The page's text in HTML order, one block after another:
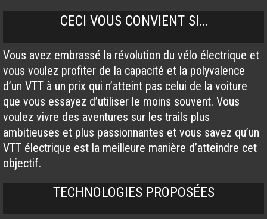
CECI VOUS CONVIENT SI…
Vous avez embrassé la révolution du vélo électrique et
vous voulez profiter de la capacité et la polyvalence
d’un VTT à un prix qui n’atteint pas celui de la voiture
que vous essayez d’utiliser le moins souvent. Vous
voulez vivre des aventures sur les trails plus
ambitieuses et plus passionnantes et vous savez qu’un
VTT électrique est la meilleure manière d’atteindre cet
objectif.
TECHNOLOGIES PROPOSÉES